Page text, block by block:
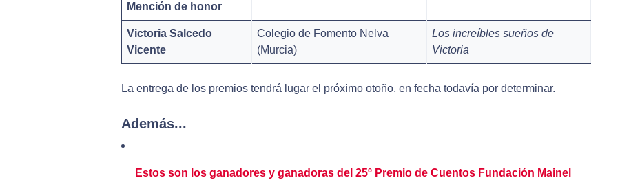
Mención de honor
Victoria Salcedo
Vicente
Colegio de Fomento Nelva
(Murcia)
Los increíbles sueños de
Victoria
La entrega de los premios tendrá lugar el próximo otoño, en fecha todavía por determinar.
Además...
Estos son los ganadores y ganadoras del 25º Premio de Cuentos Fundación Mainel